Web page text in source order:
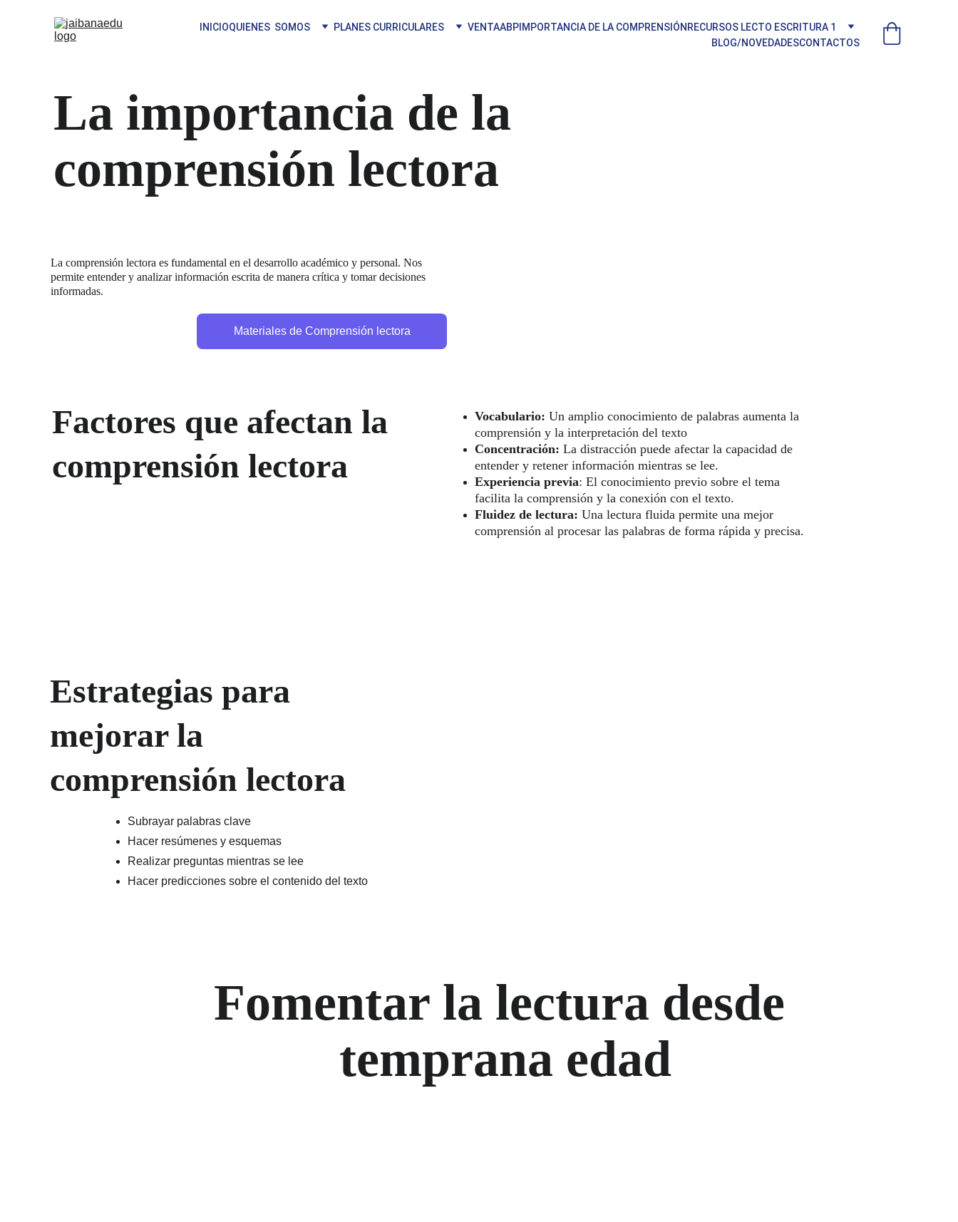
INICIOQUIENES  SOMOS PLANES CURRICULARES VENTAABPIMPORTANCIA DE LA COMPRENSIÓNRECURSOS LECTO ESCRITURA 1
BLOG/NOVEDADESCONTACTOS
La importancia de la
comprensión lectora
Materiales de Comprensión lectora
La comprensión lectora es fundamental en el desarrollo académico y personal. Nos
permite entender y analizar información escrita de manera crítica y tomar decisiones
informadas.
Factores que afectan la
comprensión lectora
Vocabulario: Un amplio conocimiento de palabras aumenta la
comprensión y la interpretación del texto
Concentración: La distracción puede afectar la capacidad de
entender y retener información mientras se lee.
Experiencia previa: El conocimiento previo sobre el tema
facilita la comprensión y la conexión con el texto.
Fluidez de lectura: Una lectura fluida permite una mejor
comprensión al procesar las palabras de forma rápida y precisa.
Estrategias para
mejorar la
comprensión lectora
Subrayar palabras clave
Hacer resúmenes y esquemas
Realizar preguntas mientras se lee
Hacer predicciones sobre el contenido del texto
Fomentar la lectura desde
temprana edad